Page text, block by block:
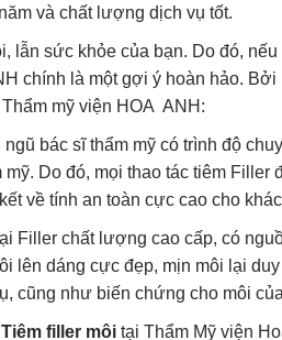
và chất lượng dịch vụ tốt.
lẫn sức khỏe của bạn. Do đó,
chính là một gợi ý hoàn hảo.
mỹ viện HOA ANH:
bác sĩ thẩm mỹ có trình độ
Do đó, mọi thao tác tiêm
về tính an toàn cực cao cho
Filler chất lượng cao cấp, có
lên dáng cực đẹp, mịn môi lại
cũng như biến chứng cho môi
Tiêm filler môi tại Thẩm Mỹ viện